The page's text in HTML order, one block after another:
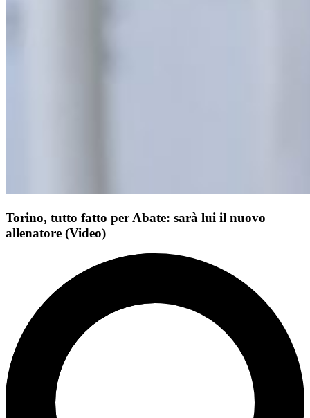
Torino, tutto fatto per Abate: sarà lui il nuovo
allenatore (Video)